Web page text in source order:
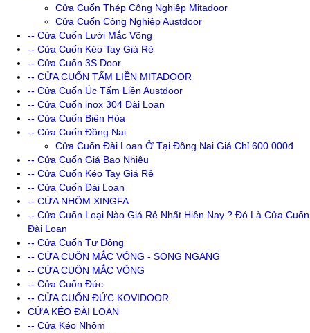
Cửa Cuốn Thép Công Nghiệp Mitadoor
Cửa Cuốn Công Nghiệp Austdoor
-- Cửa Cuốn Lưới Mắc Võng
-- Cửa Cuốn Kéo Tay Giá Rẻ
-- Cửa Cuốn 3S Door
-- CỬA CUỐN TẤM LIỀN MITADOOR
-- Cửa Cuốn Úc Tấm Liền Austdoor
-- Cửa Cuốn inox 304 Đài Loan
-- Cửa Cuốn Biên Hòa
-- Cửa Cuốn Đồng Nai
Cửa Cuốn Đài Loan Ở Tại Đồng Nai Giá Chỉ 600.000đ
-- Cửa Cuốn Giá Bao Nhiêu
-- Cửa Cuốn Kéo Tay Giá Rẻ
-- Cửa Cuốn Đài Loan
-- CỬA NHÔM XINGFA
-- Cửa Cuốn Loại Nào Giá Rẻ Nhất Hiên Nay ? Đó Là Cửa Cuốn
Đài Loan
-- Cửa Cuốn Tự Động
-- CỬA CUỐN MẮC VÕNG - SONG NGANG
-- CỬA CUỐN MẮC VÕNG
-- Cửa Cuốn Đức
-- CỬA CUỐN ĐỨC KOVIDOOR
CỬA KÉO ĐÀI LOAN
-- Cửa Kéo Nhôm